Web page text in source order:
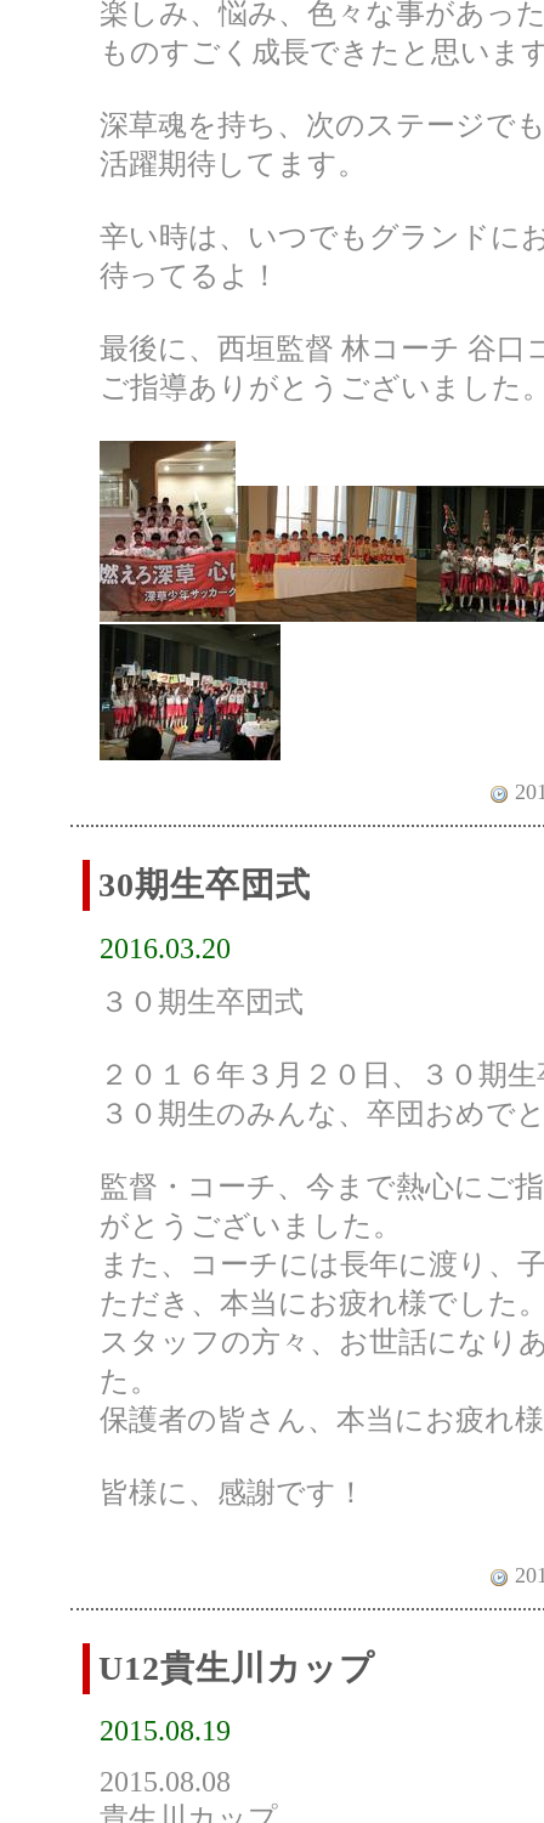
楽しみ、悩み、色々な事があっ
ものすごく成長できたと思いま
深草魂を持ち、次のステージで
活躍期待してます。
辛い時は、いつでもグランドに
待ってるよ！
最後に、西垣監督 林コーチ 谷口
ご指導ありがとうございました
30期生卒団式
2016.03.20
３０期生卒団式
２０１６年３月２０日、３０期
３０期生のみんな、卒団おめで
監督・コーチ、今まで熱心にご
がとうございました。
また、コーチには長年に渡り、
ただき、本当にお疲れ様でした
スタッフの方々、お世話になり
た。
保護者の皆さん、本当にお疲れ
皆様に、感謝です！
U12貴生川カップ
2015.08.19
2015.08.08